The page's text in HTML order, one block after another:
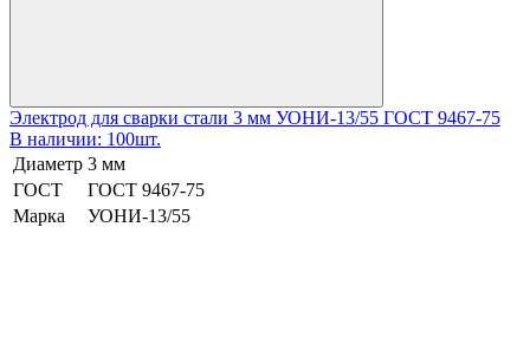
Электрод для сварки стали 3 мм УОНИ-13/55 ГОСТ 9467-75
В наличии: 100шт.
Диаметр 3 мм
ГОСТ
ГОСТ 9467-75
Марка
УОНИ-13/55